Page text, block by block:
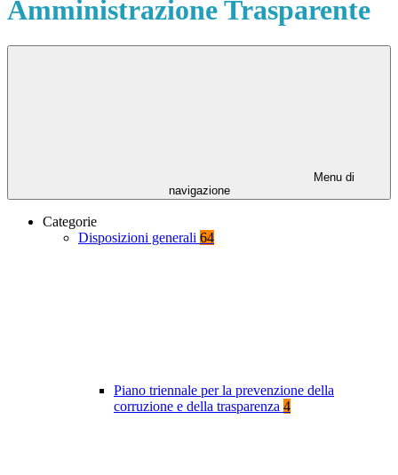
Amministrazione Trasparente
Menu di
navigazione
Categorie
Disposizioni generali 64
Piano triennale per la prevenzione della
corruzione e della trasparenza 4